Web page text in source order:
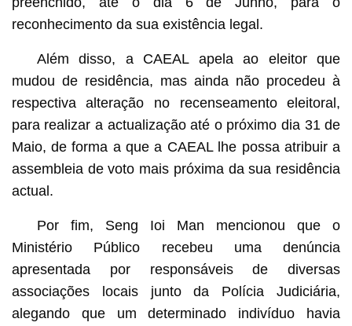
reconhecimento da sua existência legal.
Além disso, a CAEAL apela ao eleitor que
mudou de residência, mas ainda não procedeu à
respectiva alteração no recenseamento eleitoral,
para realizar a actualização até o próximo dia 31 de
Maio, de forma a que a CAEAL lhe possa atribuir a
assembleia de voto mais próxima da sua residência
actual.
Por fim, Seng Ioi Man mencionou que o
Ministério Público recebeu uma denúncia
apresentada por responsáveis de diversas
associações locais junto da Polícia Judiciária,
alegando que um determinado indivíduo havia